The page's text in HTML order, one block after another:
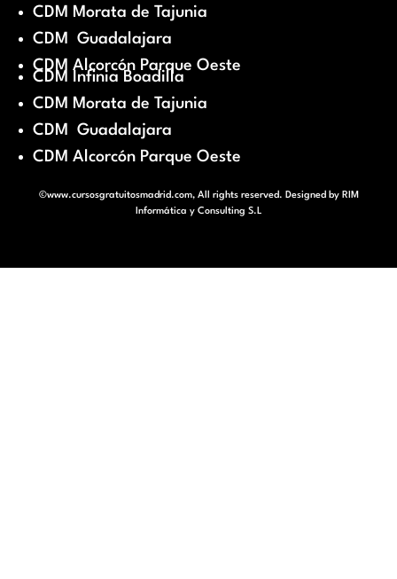
CDM Morata de Tajunia
CDM Guadalajara
CDM Alcorcón Parque Oeste
CDM Infinia Boadilla
CDM Morata de Tajunia
CDM Guadalajara
CDM Alcorcón Parque Oeste
©www.cursosgratuitosmadrid.com, All rights reserved. Designed by RIM
Informática y Consulting S.L